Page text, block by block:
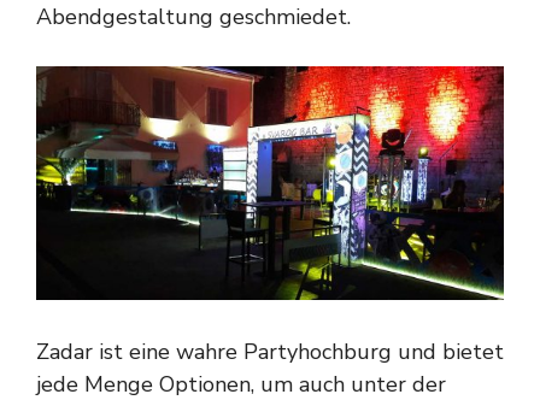
Abendgestaltung geschmiedet.
Zadar ist eine wahre Partyhochburg und bietet
jede Menge Optionen, um auch unter der